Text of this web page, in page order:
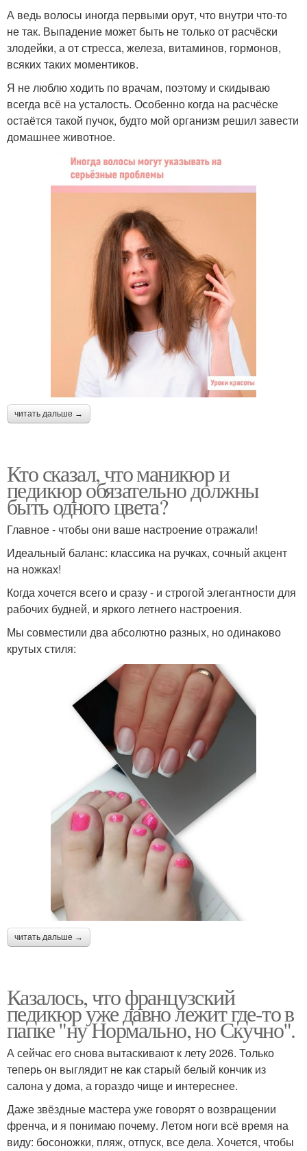
А ведь волосы иногда первыми орут, что внутри что-то
не так. Выпадение может быть не только от расчёски
злодейки, а от стресса, железа, витаминов, гормонов,
всяких таких моментиков.
Я не люблю ходить по врачам, поэтому и скидываю
всегда всё на усталость. Особенно когда на расчёске
остаётся такой пучок, будто мой организм решил завести
домашнее животное.
читать дальше →
Кто сказал, что маникюр и
педикюр обязательно должны
быть одного цвета?
Главное - чтобы они ваше настроение отражали!
Идеальный баланс: классика на ручках, сочный акцент
на ножках!
Когда хочется всего и сразу - и строгой элегантности для
рабочих будней, и яркого летнего настроения.
Мы совместили два абсолютно разных, но одинаково
крутых стиля:
читать дальше →
Казалось, что французский
педикюр уже давно лежит где-то в
папке "ну Нормально, но Скучно".
А сейчас его снова вытаскивают к лету 2026. Только
теперь он выглядит не как старый белый кончик из
салона у дома, а гораздо чище и интереснее.
Даже звёздные мастера уже говорят о возвращении
френча, и я понимаю почему. Летом ноги всё время на
виду: босоножки, пляж, отпуск, все дела. Хочется, чтобы